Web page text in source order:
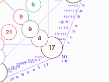
50
anni
41-42,5
42,5-43,5
43,5-44
46-47,5
47,5-48,5
48,5-49
51-52,5
52,5-53,5
53,5-54
56-57,5
57,5-58,5
58,5-59
11
19
10
9
17
8
7
22
5
11
6
19
13
20
17
21
9
6
8
9
45anni
55anni